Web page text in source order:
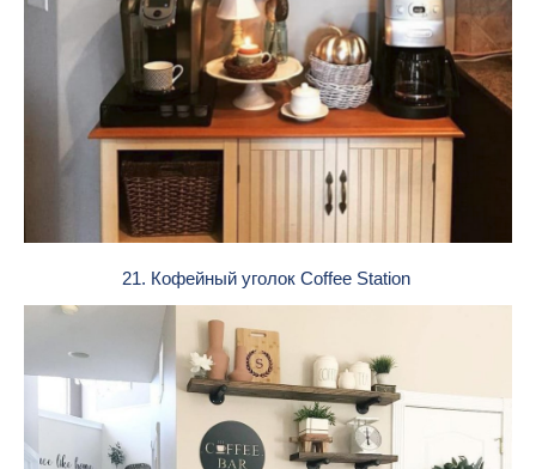
21. Кофейный уголок Coffee Station